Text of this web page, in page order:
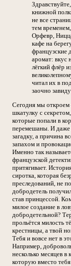
книжной
не все
тем
Орфевр,
кафе на
французские
аромат: вкус
лёгкий флёр
читал их в
заочно
Сегодня мы откроем
шкатулку с
которые попали в
перемешаны. И даже
загадку, а причина
запахом и
Именно так
французской
притягивает.
сиротка, которая
преследований, не
добродетель
став принцессой.
милое создание в
добродетельной?
прольётся милость
крестницы, а твой
Тебя и вовсе нет в
Например,
несколько месяцев
которую вместо